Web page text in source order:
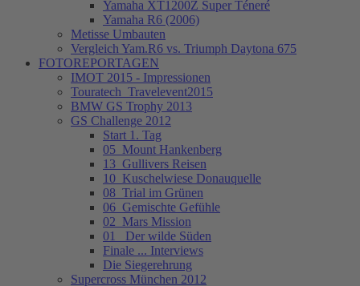
Yamaha XT1200Z Super Téneré
Yamaha R6 (2006)
Metisse Umbauten
Vergleich Yam.R6 vs. Triumph Daytona 675
FOTOREPORTAGEN
IMOT 2015 - Impressionen
Touratech_Travelevent2015
BMW GS Trophy 2013
GS Challenge 2012
Start 1. Tag
05_Mount Hankenberg
13_Gullivers Reisen
10_Kuschelwiese Donauquelle
08_Trial im Grünen
06_Gemischte Gefühle
02_Mars Mission
01_ Der wilde Süden
Finale ... Interviews
Die Siegerehrung
Supercross München 2012